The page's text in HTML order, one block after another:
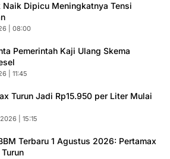
Naik Dipicu Meningkatnya Tensi
| 08:00
Pemerintah Kaji Ulang Skema
| 11:45
Turun Jadi Rp15.950 per Liter Mulai
| 15:15
Terbaru 1 Agustus 2026: Pertamax